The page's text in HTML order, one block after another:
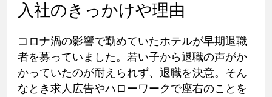
入社のきっかけや理由
コロナ渦の影響で勤めていたホテルが早期退職
者を募っていました。若い子から退職の声がか
かっていたのが耐えられず、退職を決意。そん
なとき求人広告やハローワークで座右のことを